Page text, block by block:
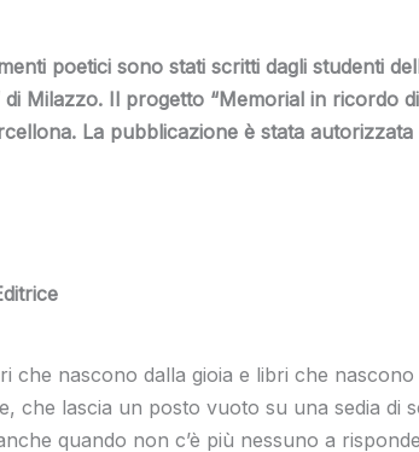
poetici sono stati scritti dagli studenti
di Milazzo. Il progetto “Memorial in ricordo
La pubblicazione è stata
che nascono dalla gioia e libri che
che lascia un posto vuoto su una sedia di
quando non c’è più nessuno a